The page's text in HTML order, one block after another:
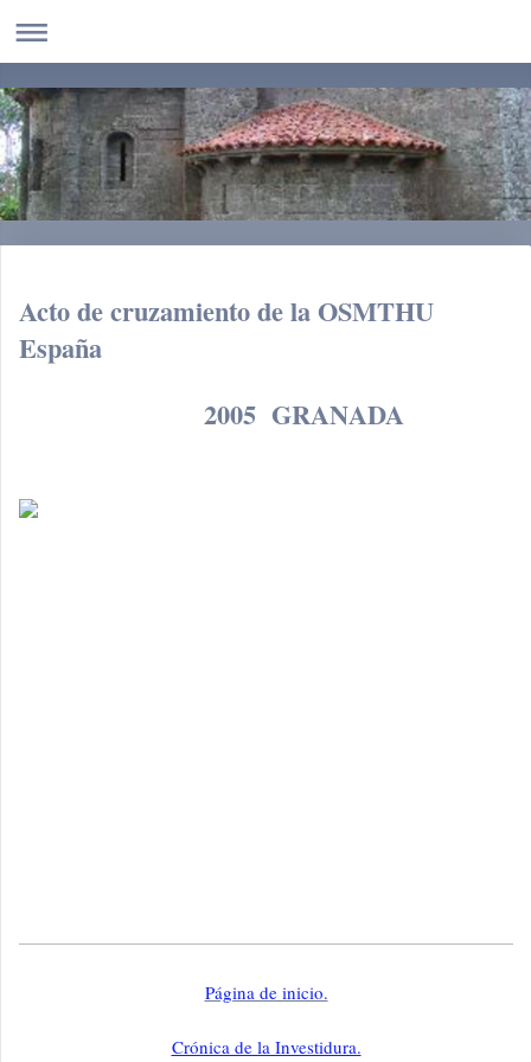
Acto de cruzamiento de la OSMTHU
España
2005 GRANADA
Página de inicio.
Crónica de la Investidura.